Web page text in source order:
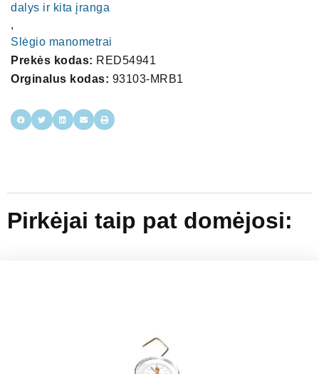
dalys ir kita įranga
,
Slėgio manometrai
Prekės kodas: RED54941
Orginalus kodas: 93103-MRB1
Pirkėjai taip pat domėjosi: